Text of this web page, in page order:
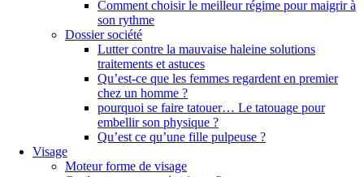
Comment choisir le meilleur régime pour maigrir à
son rythme
Dossier société
Lutter contre la mauvaise haleine solutions
traitements et astuces
Qu’est-ce que les femmes regardent en premier
chez un homme ?
pourquoi se faire tatouer… Le tatouage pour
embellir son physique ?
Qu’est ce qu’une fille pulpeuse ?
Visage
Moteur forme de visage